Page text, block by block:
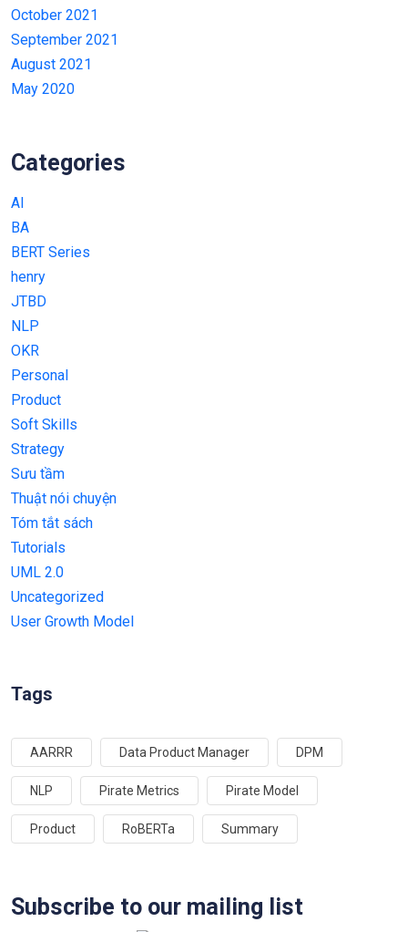
October 2021
September 2021
August 2021
May 2020
Categories
AI
BA
BERT Series
henry
JTBD
NLP
OKR
Personal
Product
Soft Skills
Strategy
Sưu tầm
Thuật nói chuyện
Tóm tắt sách
Tutorials
UML 2.0
Uncategorized
User Growth Model
Tags
AARRR Data Product Manager DPM
NLP Pirate Metrics Pirate Model
Product RoBERTa Summary
Subscribe to our mailing list